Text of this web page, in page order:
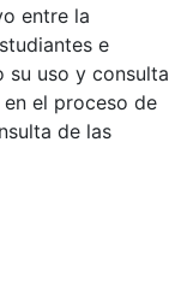
entre la
e
su uso y consulta
el proceso de
de las